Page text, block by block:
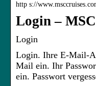
http s://
Login –
Login
Login. Ihre E-Mail-
Mail ein. Ihr
ein. Passwort